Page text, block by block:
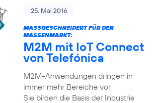
25. Mai 2016
MASSGESCHNEIDERT FÜR DEN M
ASSENMARKT:
M2M mit IoT Connect
von Telefónica
M2M-Anwendungen dringen in
immer mehr Bereiche vor.
Sie bilden die Basis der Industrie